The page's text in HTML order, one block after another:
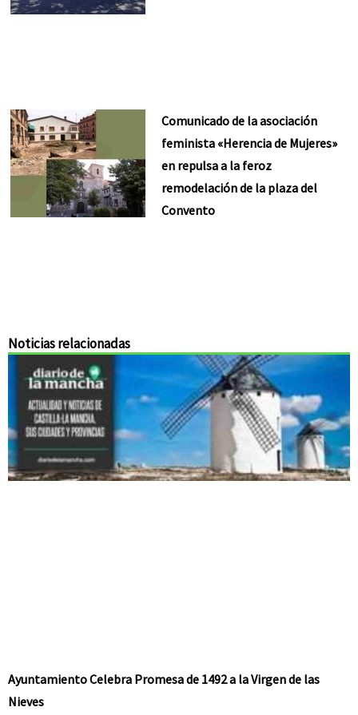
Comunicado de la asociación
feminista «Herencia de Mujeres»
en repulsa a la feroz
remodelación de la plaza del
Convento
Noticias relacionadas
Ayuntamiento Celebra Promesa de 1492 a la Virgen de las
Nieves